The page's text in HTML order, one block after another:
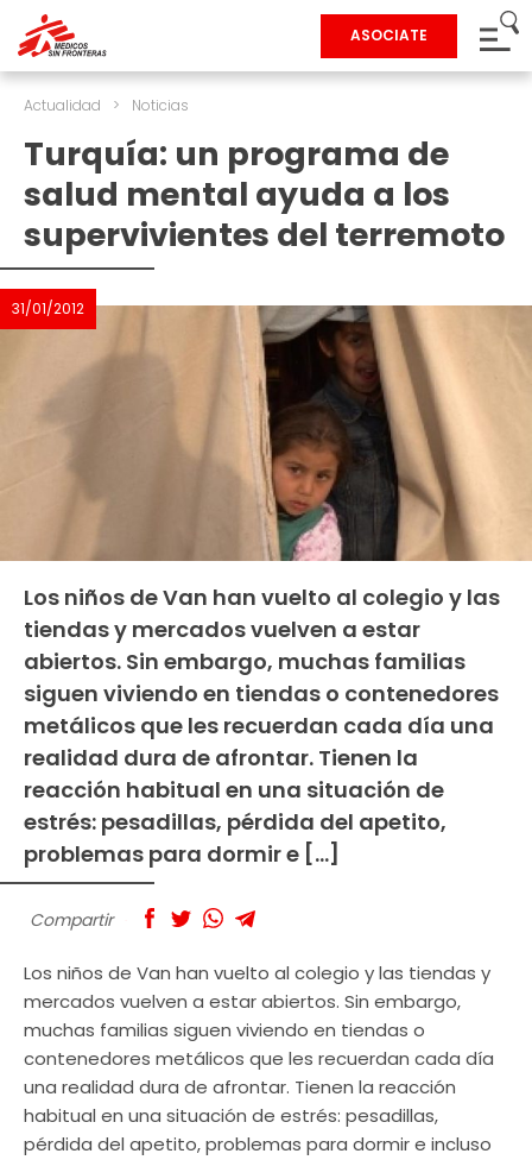
ASOCIATE
Actualidad > Noticias
Turquía: un programa de
salud mental ayuda a los
supervivientes del terremoto
31/01/2012
Los niños de Van han vuelto al colegio y las
tiendas y mercados vuelven a estar
abiertos. Sin embargo, muchas familias
siguen viviendo en tiendas o contenedores
metálicos que les recuerdan cada día una
realidad dura de afrontar. Tienen la
reacción habitual en una situación de
estrés: pesadillas, pérdida del apetito,
problemas para dormir e […]
Compartir
Los niños de Van han vuelto al colegio y las tiendas y
mercados vuelven a estar abiertos. Sin embargo,
muchas familias siguen viviendo en tiendas o
contenedores metálicos que les recuerdan cada día
una realidad dura de afrontar. Tienen la reacción
habitual en una situación de estrés: pesadillas,
pérdida del apetito, problemas para dormir e incluso